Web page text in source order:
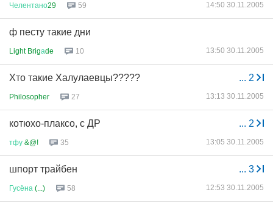
Челентано29 59 14:50 30.11.2005
ф песту такие дни
Light Brigаde 10 13:50 30.11.2005
... 2
Хто такие Халулаевцы?????
Philosopher 27 13:13 30.11.2005
... 2
котюхо-плаксо, с ДР
тфу &@! 35 13:05 30.11.2005
... 3
шпорт трайбен
Гусёна (...) 58 12:53 30.11.2005